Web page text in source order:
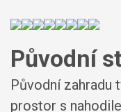
Původní
Původní zahradu
prostor s